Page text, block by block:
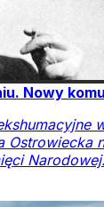
Nowy
Narodowej.